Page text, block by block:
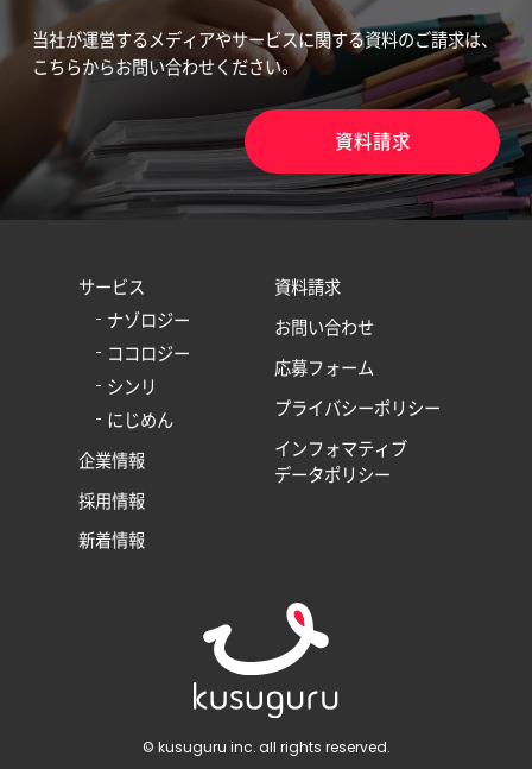
当社が運営するメディアやサービスに関する資料のご請求は、
こちらからお問い合わせください。
資料請求
サービス
ナゾロジー
ココロジー
シンリ
にじめん
企業情報
採用情報
新着情報
資料請求
お問い合わせ
応募フォーム
プライバシーポリシー
インフォマティブ
データポリシー
© kusuguru inc. all rights reserved.